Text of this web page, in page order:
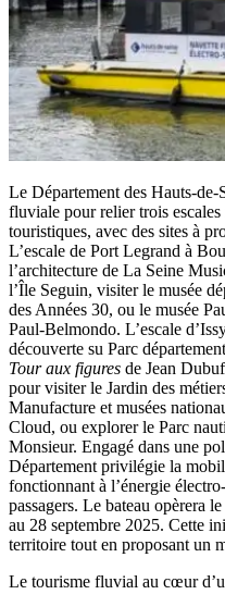
Le Département des Hauts-de-
fluviale pour relier trois
touristiques, avec des sites à
L’escale de Port Legrand à
l’architecture de La Seine
l’Île Seguin, visiter le musée
des Années 30, ou le musée
Paul-Belmondo. L’escale
découverte su Parc
Tour aux figures de Jean
pour visiter le Jardin des
Manufacture et musées
Cloud, ou explorer le Parc
Monsieur. Engagé dans une
Département privilégie la
fonctionnant à l’énergie
passagers. Le bateau opèrera
au 28 septembre 2025. Cette
territoire tout en proposant un
Le tourisme fluvial au cœur